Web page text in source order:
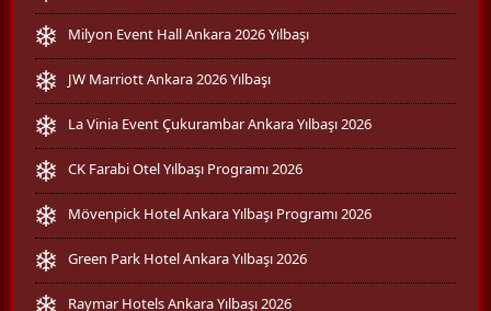
Milyon Event Hall Ankara 2026 Yılbaşı
JW Marriott Ankara 2026 Yılbaşı
La Vinia Event Çukurambar Ankara Yılbaşı 2026
CK Farabi Otel Yılbaşı Programı 2026
Mövenpick Hotel Ankara Yılbaşı Programı 2026
Green Park Hotel Ankara Yılbaşı 2026
Raymar Hotels Ankara Yılbaşı 2026